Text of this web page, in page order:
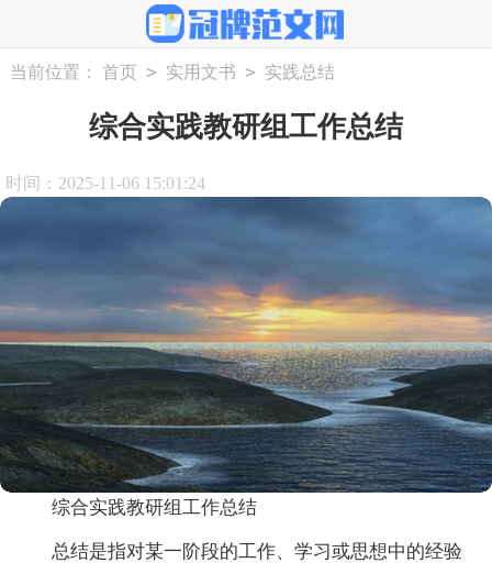
当前位置： 首页 > 实用文书 > 实践总结
综合实践教研组工作总结
时间：2025-11-06 15:01:24
综合实践教研组工作总结
总结是指对某一阶段的工作、学习或思想中的经验